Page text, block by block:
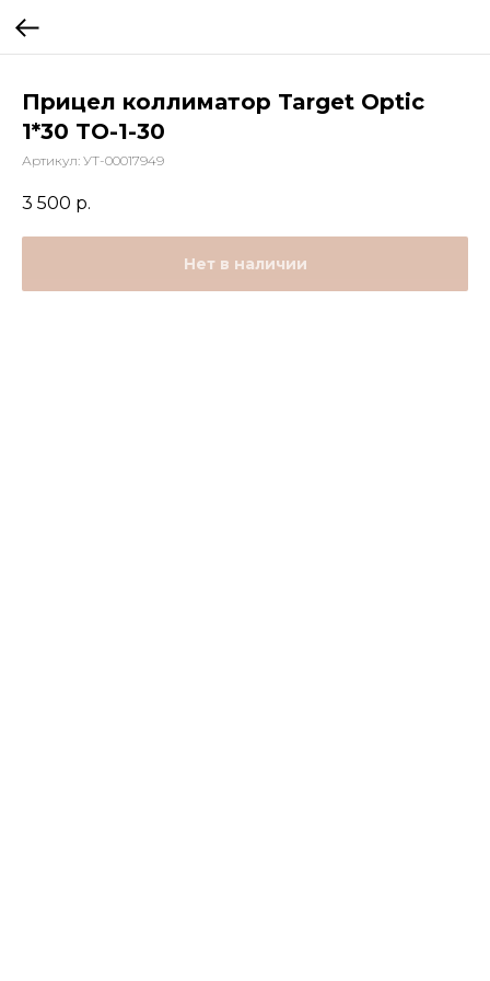
Прицел коллиматор Target Optic
1*30 TO-1-30
Артикул: УТ-00017949
3 500 р.
Нет в наличии